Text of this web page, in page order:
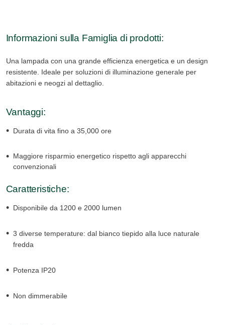
Informazioni sulla Famiglia di prodotti:
Una lampada con una grande efficienza energetica e un design
resistente. Ideale per soluzioni di illuminazione generale per
abitazioni e neogzi al dettaglio.
Vantaggi:
Durata di vita fino a 35,000 ore
Maggiore risparmio energetico rispetto agli apparecchi
convenzionali
Caratteristiche:
Disponibile da 1200 e 2000 lumen
3 diverse temperature: dal bianco tiepido alla luce naturale
fredda
Potenza IP20
Non dimmerabile